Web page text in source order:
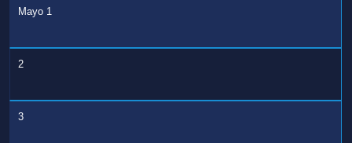
Mayo 1
2
3